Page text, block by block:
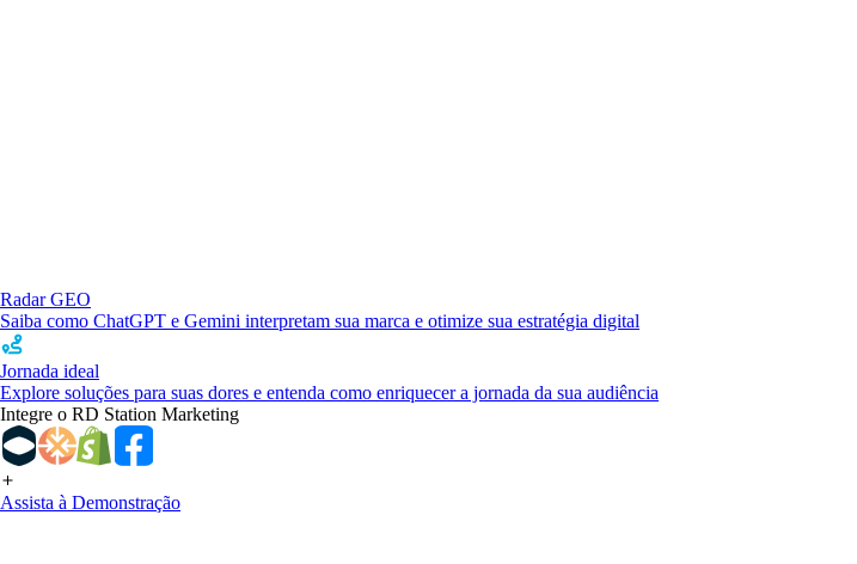
Radar GEO
Saiba como ChatGPT e Gemini interpretam sua marca e otimize sua estratégia digital
Jornada ideal
Explore soluções para suas dores e entenda como enriquecer a jornada da sua audiência
Integre o RD Station Marketing
Assista à Demonstração